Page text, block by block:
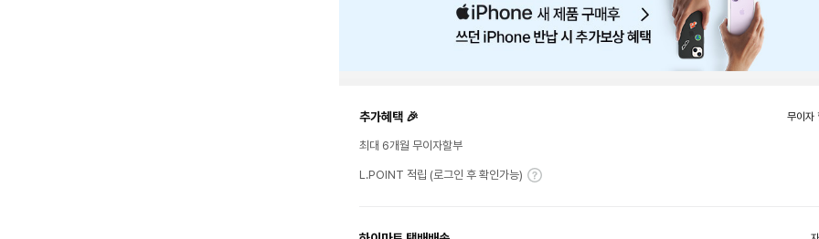
추가혜택 🎉 무이자
최대 6개월 무이자할부
L.POINT 적립 (로그인 후 확인가능)